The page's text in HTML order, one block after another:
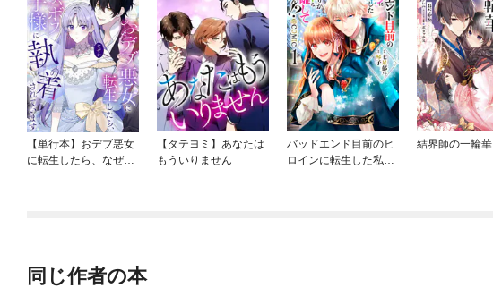
【単行本】おデブ悪女
に転生したら、なぜか
【タテヨミ】あなたは
もういりません
バッドエンド目前のヒ
ロインに転生した私、
結界師の一輪華
同じ作者の本